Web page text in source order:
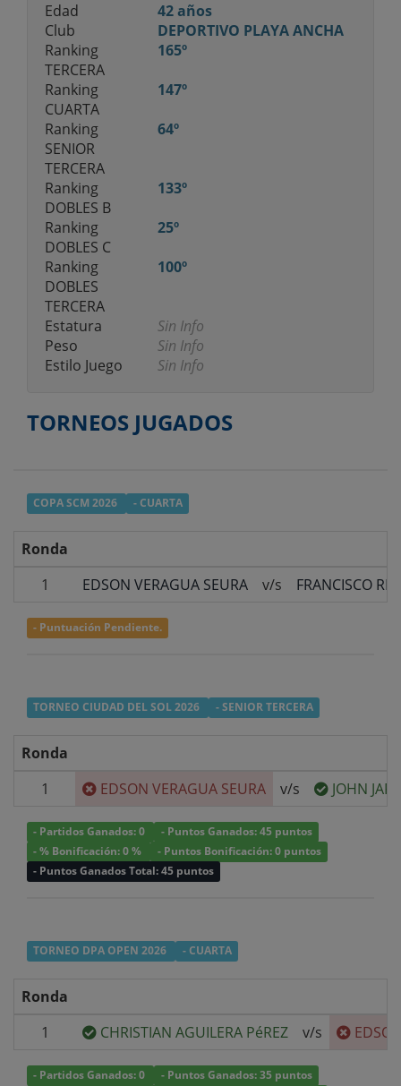
Edad
42 años
Club
DEPORTIVO PLAYA ANCHA
Ranking
TERCERA
165º
Ranking
CUARTA
147º
Ranking
SENIOR
TERCERA
64º
Ranking
DOBLES B
133º
Ranking
DOBLES C
25º
Ranking
DOBLES
TERCERA
100º
Estatura
Sin Info
Peso
Sin Info
Estilo Juego
Sin Info
TORNEOS JUGADOS
COPA SCM 2026 - CUARTA
Ronda
1
EDSON VERAGUA SEURA v/s FRANCISCO
- Puntuación Pendiente.
TORNEO CIUDAD DEL SOL 2026 - SENIOR TERCERA
Ronda
1
EDSON VERAGUA SEURA v/s JOHN
- Partidos Ganados: 0
- Puntos Ganados: 45 puntos
- % Bonificación: 0 %
- Puntos Bonificación: 0 puntos
- Puntos Ganados Total: 45 puntos
TORNEO DPA OPEN 2026 - CUARTA
Ronda
1
CHRISTIAN AGUILERA PéREZ v/s
- Partidos Ganados: 0
- Puntos Ganados: 35 puntos